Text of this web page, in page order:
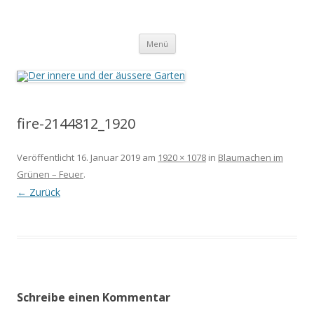
Menü Zum
springen
fire-2144812_1920
Veröffentlicht 16. Januar 2019 am 1920 × 1078 in Blaumachen im
Grünen – Feuer.
← Zurück
Schreibe einen Kommentar